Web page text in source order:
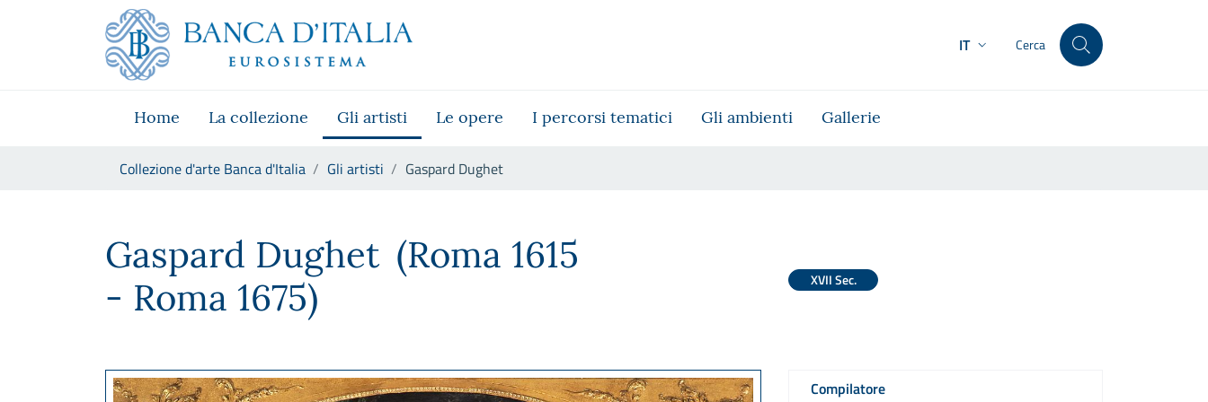
Skip to Main Content
Vai al sito istituzionale
Vai al menu di navigazione
Vai alla ricerca
Vai ai contenuti
IT Cerca
Home La collezione Gli artisti Le opere I percorsi tematici Gli ambienti Gallerie
Collezione d'arte Banca d'Italia Gli artisti Gaspard Dughet
Gaspard Dughet (Roma 1615
- Roma 1675)
XVII Sec.
Compilatore